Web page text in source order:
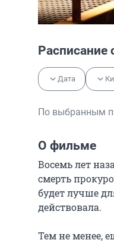
Расписание
Дата
По выбранным
О фильме
Восемь лет
смерть
будет лучше
действовала.
Тем не менее,